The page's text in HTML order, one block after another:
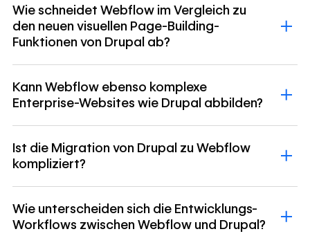
Wie schneidet Webflow im Vergleich zu
den neuen visuellen Page-Building-
Funktionen von Drupal ab?
Kann Webflow ebenso komplexe
Enterprise-Websites wie Drupal abbilden?
Ist die Migration von Drupal zu Webflow
kompliziert?
Wie unterscheiden sich die Entwicklungs-
Workflows zwischen Webflow und Drupal?